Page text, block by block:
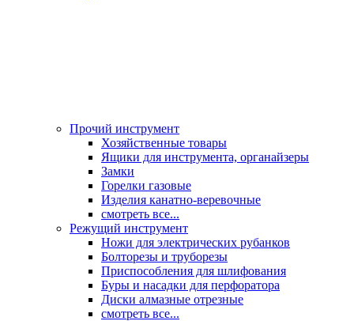
Прочий инструмент
Хозяйственные товары
Ящики для инструмента, органайзеры
Замки
Горелки газовые
Изделия канатно-веревочные
смотреть все...
Режущий инструмент
Ножи для электрических рубанков
Болторезы и труборезы
Приспособления для шлифования
Буры и насадки для перфоратора
Диски алмазные отрезные
смотреть все...